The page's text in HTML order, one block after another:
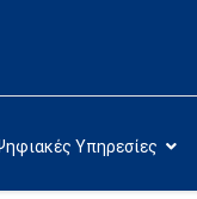
Υπηρεσίες